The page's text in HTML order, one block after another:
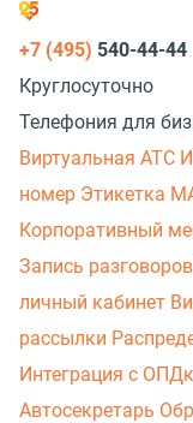
+7 (495) 540-44-44
Круглосуточно
Телефония для
Виртуальная АТС
номер Этикетка
Корпоративный
Запись разговоров
личный кабинет
рассылки
Интеграция с
Автосекретарь